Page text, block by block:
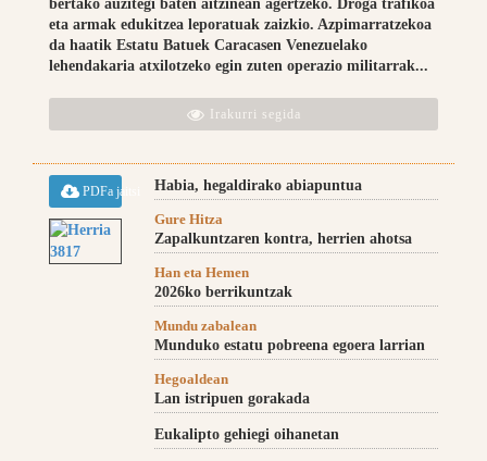
bertako auzitegi baten aitzinean agertzeko. Droga trafikoa
eta armak edukitzea leporatuak zaizkio. Azpimarratzekoa
da haatik Estatu Batuek Caracasen Venezuelako
lehendakaria atxilotzeko egin zuten operazio militarrak...
Irakurri segida
PDFa jaitsi Habia, hegaldirako abiapuntua
Gure Hitza
Zapalkuntzaren kontra, herrien ahotsa
Han eta Hemen
2026ko berrikuntzak
Mundu zabalean
Munduko estatu pobreena egoera larrian
Hegoaldean
Lan istripuen gorakada
Eukalipto gehiegi oihanetan